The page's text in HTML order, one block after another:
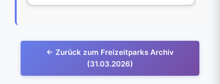
← Zurück zum Freizeitparks Archiv
(31.03.2026)